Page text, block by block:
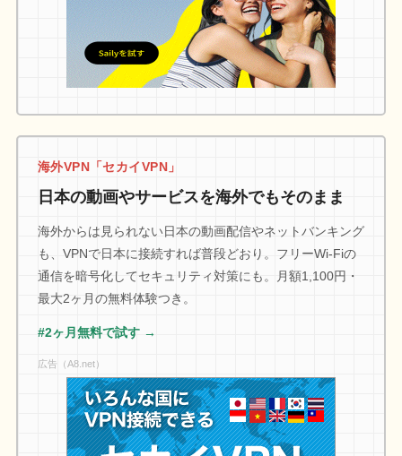
海外VPN「セカイVPN」
日本の動画やサービスを海外でもそのまま
海外からは見られない日本の動画配信やネットバンキング
も、VPNで日本に接続すれば普段どおり。フリーWi-Fiの
通信を暗号化してセキュリティ対策にも。月額1,100円・
最大2ヶ月の無料体験つき。
#2ヶ月無料で試す →
広告（A8.net）